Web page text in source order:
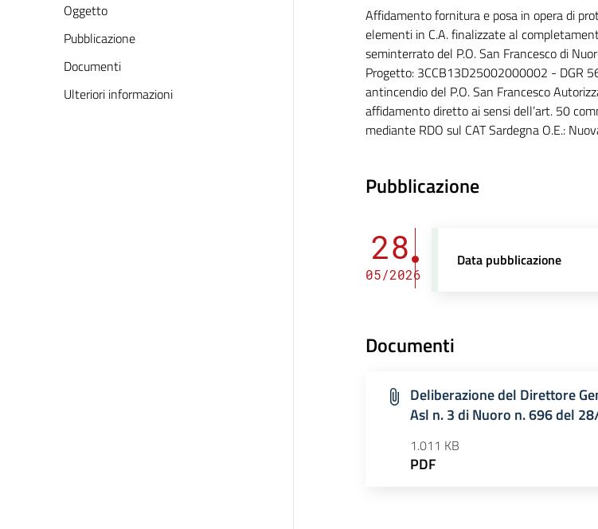
Oggetto
Pubblicazione
Documenti
Ulteriori informazioni
Affidamento fornitura e posa in opera di
elementi in C.A. finalizzate al
seminterrato del P.O. San Francesco di
Progetto: 3CCB13D25002000002 - DGR
antincendio del P.O. San Francesco
affidamento diretto ai sensi dell’art. 50
mediante RDO sul CAT Sardegna O.E.:
Pubblicazione
28
05/2026
Data pubblicazione
Documenti
Deliberazione del Direttore
Asl n. 3 di Nuoro n. 696 del
1.011 KB
PDF